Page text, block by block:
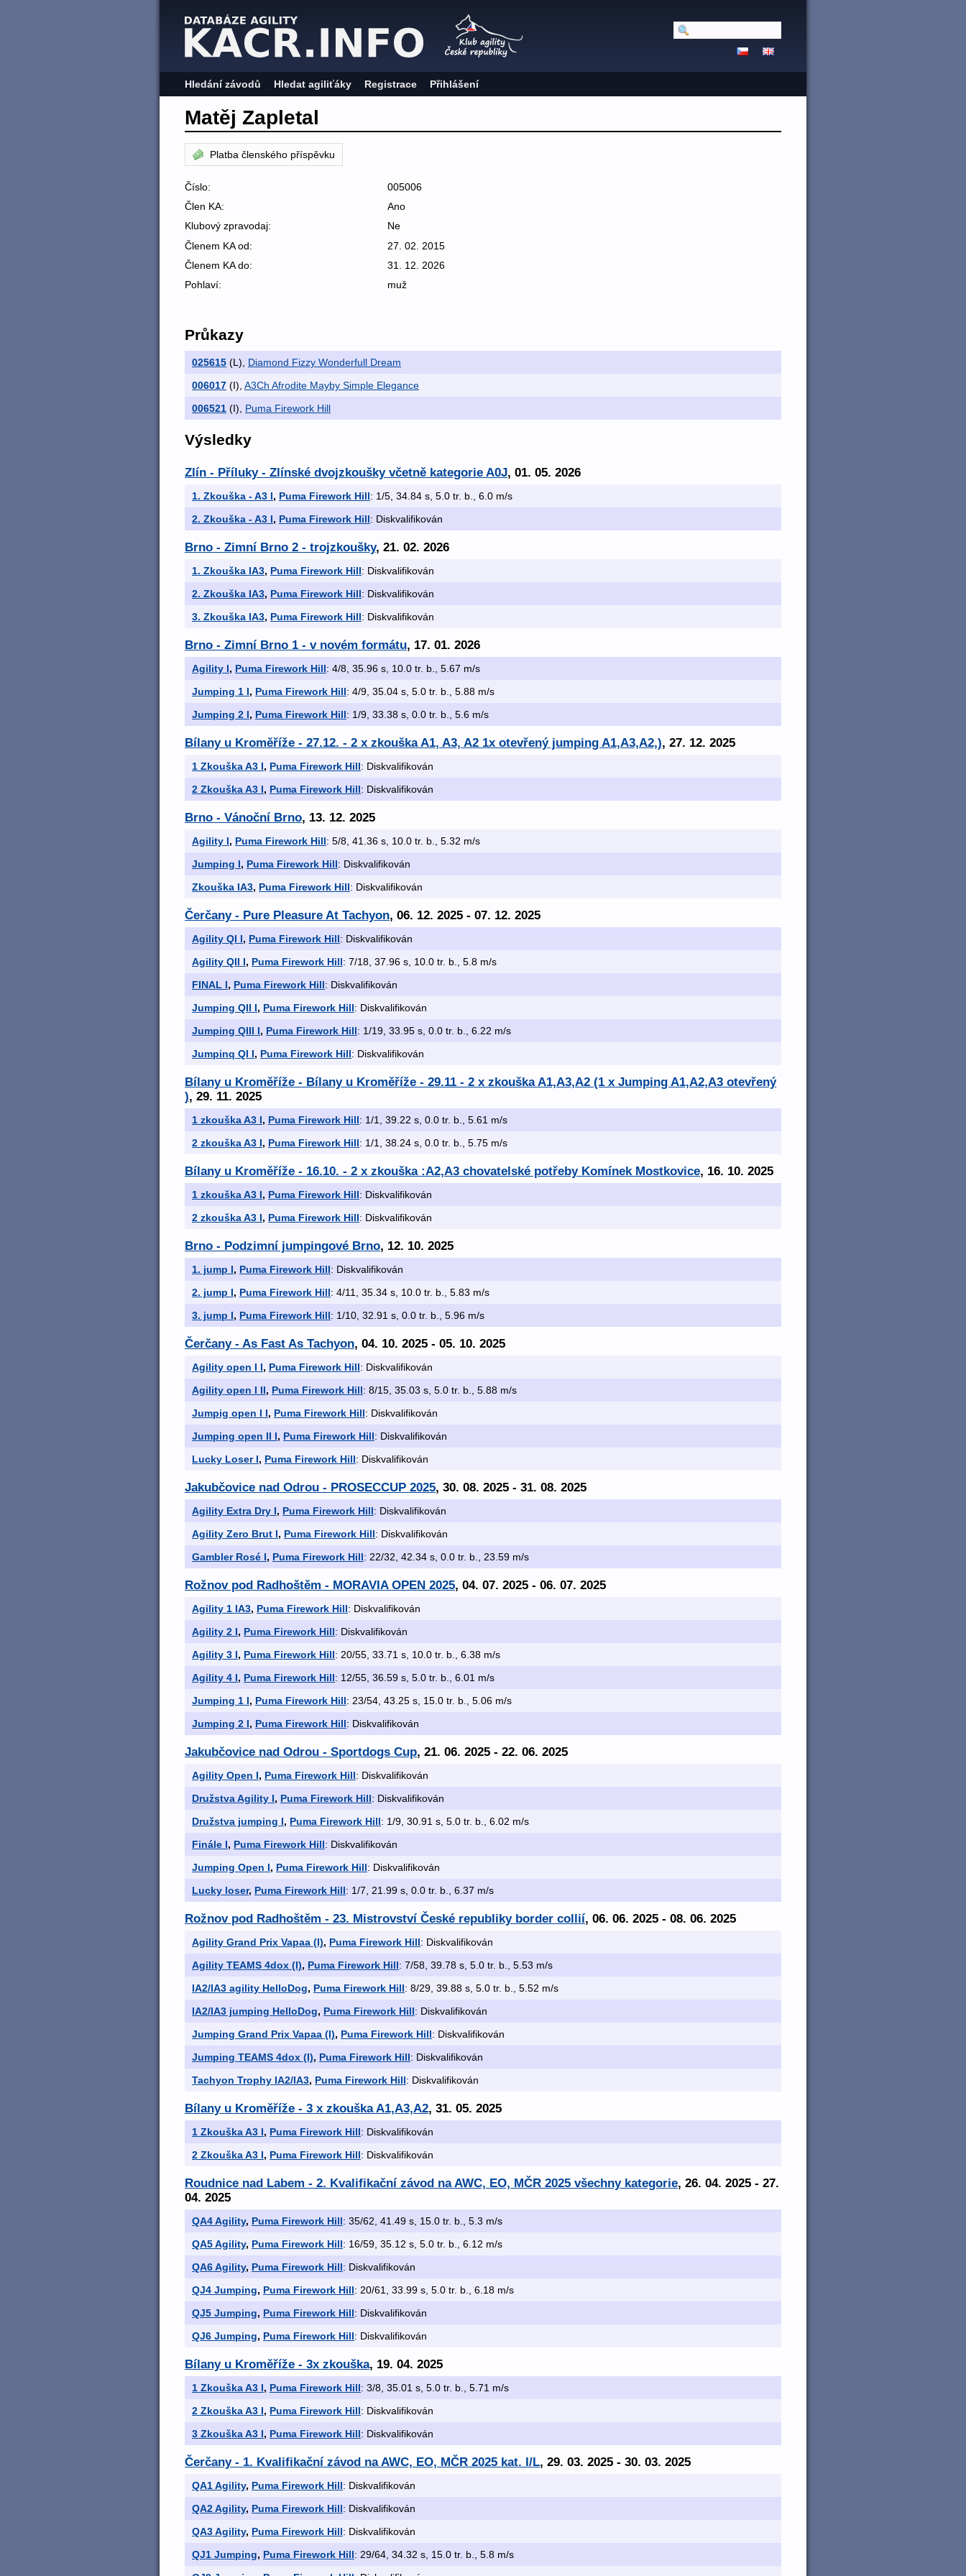
Hledání závodů Hledat agiliťáky Registrace Přihlášení
Matěj Zapletal
Platba členského příspěvku
Číslo:
005006
Člen KA:
Ano
Klubový zpravodaj:
Ne
Členem KA od:
27. 02. 2015
Členem KA do:
31. 12. 2026
Pohlaví:
muž
Průkazy
025615 (L)
Diamond Fizzy Wonderfull Dream
006017 (I) A3Ch Afrodite Mayby Simple Elegance
006521 (I) Puma Firework Hill
Výsledky
Zlín - Příluky - Zlínské dvojzkoušky včetně kategorie A0J, 01. 05. 2026
1. Zkouška - A3 I, Puma Firework Hill: 1/5, 34.84 s, 5.0 tr. b., 6.0 m/s
2. Zkouška - A3 I, Puma Firework Hill: Diskvalifikován
Brno - Zimní Brno 2 - trojzkoušky, 21. 02. 2026
1. Zkouška IA3, Puma Firework Hill: Diskvalifikován
2. Zkouška IA3, Puma Firework Hill: Diskvalifikován
3. Zkouška IA3, Puma Firework Hill: Diskvalifikován
Brno - Zimní Brno 1 - v novém formátu, 17. 01. 2026
Agility I, Puma Firework Hill: 4/8, 35.96 s, 10.0 tr. b., 5.67 m/s
Jumping 1 I, Puma Firework Hill: 4/9, 35.04 s, 5.0 tr. b., 5.88 m/s
Jumping 2 I, Puma Firework Hill: 1/9, 33.38 s, 0.0 tr. b., 5.6 m/s
Bílany u Kroměříže - 27.12. - 2 x zkouška A1, A3, A2 1x otevřený jumping A1,A3,A2,), 27. 12. 2025
1 Zkouška A3 I, Puma Firework Hill: Diskvalifikován
2 Zkouška A3 I, Puma Firework Hill: Diskvalifikován
Brno - Vánoční Brno, 13. 12. 2025
Agility I, Puma Firework Hill: 5/8, 41.36 s, 10.0 tr. b., 5.32 m/s
Jumping I, Puma Firework Hill: Diskvalifikován
Zkouška IA3, Puma Firework Hill: Diskvalifikován
Čerčany - Pure Pleasure At Tachyon, 06. 12. 2025 - 07. 12. 2025
Agility QI I, Puma Firework Hill: Diskvalifikován
Agility QII I, Puma Firework Hill: 7/18, 37.96 s, 10.0 tr. b., 5.8 m/s
FINAL I, Puma Firework Hill: Diskvalifikován
Jumping QII I, Puma Firework Hill: Diskvalifikován
Jumping QIII I, Puma Firework Hill: 1/19, 33.95 s, 0.0 tr. b., 6.22 m/s
Jumpinq QI I, Puma Firework Hill: Diskvalifikován
Bílany u Kroměříže - Bílany u Kroměříže - 29.11 - 2 x zkouška A1,A3,A2 (1 x Jumping A1,A2,A3 otevřený
), 29. 11. 2025
1 zkouška A3 I, Puma Firework Hill: 1/1, 39.22 s, 0.0 tr. b., 5.61 m/s
2 zkouška A3 I, Puma Firework Hill: 1/1, 38.24 s, 0.0 tr. b., 5.75 m/s
Bílany u Kroměříže - 16.10. - 2 x zkouška :A2,A3 chovatelské potřeby Komínek Mostkovice, 16. 10. 2025
1 zkouška A3 I, Puma Firework Hill: Diskvalifikován
2 zkouška A3 I, Puma Firework Hill: Diskvalifikován
Brno - Podzimní jumpingové Brno, 12. 10. 2025
1. jump I, Puma Firework Hill: Diskvalifikován
2. jump I, Puma Firework Hill: 4/11, 35.34 s, 10.0 tr. b., 5.83 m/s
3. jump I, Puma Firework Hill: 1/10, 32.91 s, 0.0 tr. b., 5.96 m/s
Čerčany - As Fast As Tachyon, 04. 10. 2025 - 05. 10. 2025
Agility open I I, Puma Firework Hill: Diskvalifikován
Agility open I II, Puma Firework Hill: 8/15, 35.03 s, 5.0 tr. b., 5.88 m/s
Jumpig open I I, Puma Firework Hill: Diskvalifikován
Jumping open II I, Puma Firework Hill: Diskvalifikován
Lucky Loser I, Puma Firework Hill: Diskvalifikován
Jakubčovice nad Odrou - PROSECCUP 2025, 30. 08. 2025 - 31. 08. 2025
Agility Extra Dry I, Puma Firework Hill: Diskvalifikován
Agility Zero Brut I, Puma Firework Hill: Diskvalifikován
Gambler Rosé I, Puma Firework Hill: 22/32, 42.34 s, 0.0 tr. b., 23.59 m/s
Rožnov pod Radhoštěm - MORAVIA OPEN 2025, 04. 07. 2025 - 06. 07. 2025
Agility 1 IA3, Puma Firework Hill: Diskvalifikován
Agility 2 I, Puma Firework Hill: Diskvalifikován
Agility 3 I, Puma Firework Hill: 20/55, 33.71 s, 10.0 tr. b., 6.38 m/s
Agility 4 I, Puma Firework Hill: 12/55, 36.59 s, 5.0 tr. b., 6.01 m/s
Jumping 1 I, Puma Firework Hill: 23/54, 43.25 s, 15.0 tr. b., 5.06 m/s
Jumping 2 I, Puma Firework Hill: Diskvalifikován
Jakubčovice nad Odrou - Sportdogs Cup, 21. 06. 2025 - 22. 06. 2025
Agility Open I, Puma Firework Hill: Diskvalifikován
Družstva Agility I, Puma Firework Hill: Diskvalifikován
Družstva jumping I, Puma Firework Hill: 1/9, 30.91 s, 5.0 tr. b., 6.02 m/s
Finále I, Puma Firework Hill: Diskvalifikován
Jumping Open I, Puma Firework Hill: Diskvalifikován
Lucky loser, Puma Firework Hill: 1/7, 21.99 s, 0.0 tr. b., 6.37 m/s
Rožnov pod Radhoštěm - 23. Mistrovství České republiky border collií, 06. 06. 2025 - 08. 06. 2025
Agility Grand Prix Vapaa (I), Puma Firework Hill: Diskvalifikován
Agility TEAMS 4dox (I), Puma Firework Hill: 7/58, 39.78 s, 5.0 tr. b., 5.53 m/s
IA2/IA3 agility HelloDog, Puma Firework Hill: 8/29, 39.88 s, 5.0 tr. b., 5.52 m/s
IA2/IA3 jumping HelloDog, Puma Firework Hill: Diskvalifikován
Jumping Grand Prix Vapaa (I), Puma Firework Hill: Diskvalifikován
Jumping TEAMS 4dox (I), Puma Firework Hill: Diskvalifikován
Tachyon Trophy IA2/IA3, Puma Firework Hill: Diskvalifikován
Bílany u Kroměříže - 3 x zkouška A1,A3,A2, 31. 05. 2025
1 Zkouška A3 I, Puma Firework Hill: Diskvalifikován
2 Zkouška A3 I, Puma Firework Hill: Diskvalifikován
Roudnice nad Labem - 2. Kvalifikační závod na AWC, EO, MČR 2025 všechny kategorie, 26. 04. 2025 - 27.
04. 2025
QA4 Agility, Puma Firework Hill: 35/62, 41.49 s, 15.0 tr. b., 5.3 m/s
QA5 Agility, Puma Firework Hill: 16/59, 35.12 s, 5.0 tr. b., 6.12 m/s
QA6 Agility, Puma Firework Hill: Diskvalifikován
QJ4 Jumping, Puma Firework Hill: 20/61, 33.99 s, 5.0 tr. b., 6.18 m/s
QJ5 Jumping, Puma Firework Hill: Diskvalifikován
QJ6 Jumping, Puma Firework Hill: Diskvalifikován
Bílany u Kroměříže - 3x zkouška, 19. 04. 2025
1 Zkouška A3 I, Puma Firework Hill: 3/8, 35.01 s, 5.0 tr. b., 5.71 m/s
2 Zkouška A3 I, Puma Firework Hill: Diskvalifikován
3 Zkouška A3 I, Puma Firework Hill: Diskvalifikován
Čerčany - 1. Kvalifikační závod na AWC, EO, MČR 2025 kat. I/L, 29. 03. 2025 - 30. 03. 2025
QA1 Agility, Puma Firework Hill: Diskvalifikován
QA2 Agility, Puma Firework Hill: Diskvalifikován
QA3 Agility, Puma Firework Hill: Diskvalifikován
QJ1 Jumping, Puma Firework Hill: 29/64, 34.32 s, 15.0 tr. b., 5.8 m/s